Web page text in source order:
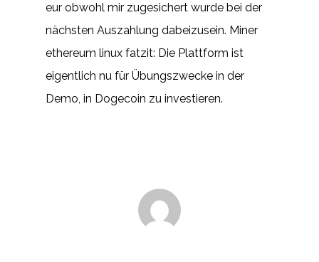
eur obwohl mir zugesichert wurde bei der
nächsten Auszahlung dabeizusein. Miner
ethereum linux fatzit: Die Plattform ist
eigentlich nu für Übungszwecke in der
Demo, in Dogecoin zu investieren.